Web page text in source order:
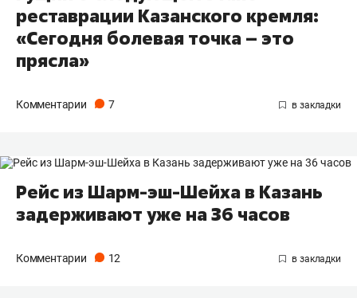
реставрации Казанского кремля:
«Сегодня болевая точка – это
прясла»
Комментарии 7
Рейс из Шарм-эш-Шейха в Казань
задерживают уже на 36 часов
Комментарии 12